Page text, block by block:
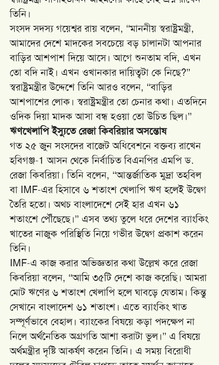
তিনি।
সংসদ সদস্য গয়েশ্বর রায় বলেন, ‘‘মাননীয় স্বরাষ্ট্রমন্ত্রী,
আমাদের দেশে মাদকের সবচেয়ে বড় চালানটা আপনার
বাড়ির আশপাশ দিয়ে আসে। আগে শুনতাম বদি, এখন
তো বদি নাই। এখন ওখানকার দায়িত্বটা কে নিছে?’’
স্বরাষ্ট্রমন্ত্রীর উদ্দেশে তিনি আরও বলেন, ‘‘বাড়ির
আশপাশের লোক। স্বরাষ্ট্রমন্ত্রীর তো চেনার কথা। এতদিনে
ওদিক দিয়া মাদক আসা বন্ধ হওয়া তো উচিত ছিল।’’
ঋণখেলাপি ইস্যুতে রেজা কিবরিয়ার অসন্তোষ
গত ২৫ জুন সংসদের বাজেট অধিবেশনে বক্তব্য রাখেন
হবিগঞ্জ-1 আসন থেকে নির্বাচিত বিএনপির এমপি ড.
রেজা কিবরিয়া। তিনি বলেন, ‘‘আন্তর্জাতিক মুদ্রা তহবিল
বা IMF-এর হিসাবে ৬ শতাংশ খেলাপি ঋণ হলেই উদ্বেগ
তৈরি হতো। অথচ বাংলাদেশে সেই হার এখন ৬১
শতাংশে পৌঁছেছে।’’ এসব তথ্য তুলে ধরে দেশের ব্যাংকিং
খাতের নাজুক পরিস্থিতি নিয়ে গভীর উদ্বেগ প্রকাশ করেন
তিনি।
IMF-এ কাজ করার অভিজ্ঞতার কথা উল্লেখ করে রেজা
কিবরিয়া বলেন, ‘‘আমি ৩৫টি দেশে কাজ করেছি। আমরা
মোট ঋণের ৬ শতাংশ খেলাপি হলে ঘাবড়ে যেতাম। কিন্তু
সেখানে বাংলাদেশ ৬১ শতাংশ। এতে ব্যাংকিং খাত
সম্পূর্ণভাবে বেহাল। ব্যাংকের বিষয়ে কড়া পদক্ষেপ না
নিলে অর্থনৈতিক অগ্রগতি আশা করাটা ভুল।’’ এ বিষয়ে
অর্থমন্ত্রীর দৃষ্টি আকর্ষণ করেন তিনি। এ সময় বিরোধী